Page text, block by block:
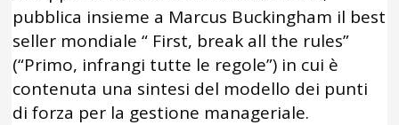
pubblica insieme a Marcus Buckingham il best
seller mondiale “ First, break all the rules”
(“Primo, infrangi tutte le regole”) in cui è
contenuta una sintesi del modello dei punti
di forza per la gestione manageriale.